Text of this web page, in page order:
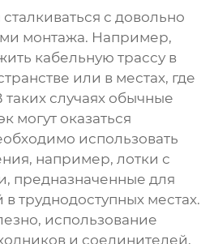
с довольно
монтажа. Например,
кабельную трассу в
или в местах, где
таких случаях обычные
могут оказаться
использовать
например, лотки с
предназначенные для
труднодоступных местах.
использование
и соединителей,